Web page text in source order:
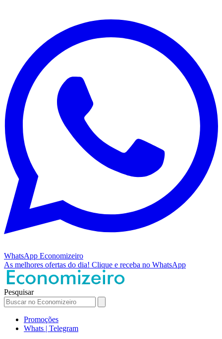
WhatsApp Economizeiro
As melhores ofertas do dia! Clique e receba no WhatsApp
Pesquisar
Promoções
Whats | Telegram